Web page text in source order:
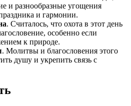
и разнообразные угощения
и гармонии.
. Считалось, что охота в этот день
особенно если
к природе.
. Молитвы и благословения этого
душу и укрепить связь с